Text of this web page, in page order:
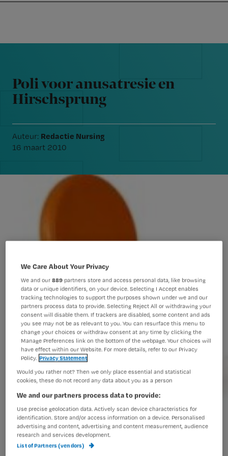
navigation
content
Nursing
Poli voor anusatresie en Hirschsprung
Poli voor anusatresie en
Hirschsprung
Auteur: Redactie Nursing
16 maart 2010
We Care About Your Privacy
We and our889 partners store and access personal data, like browsing
data or unique identifiers, on your device. Selecting I Accept enables
tracking technologies to support the purposes shown under we and our
partners process data to provide. Selecting Reject All or withdrawing your
consent will disable them. If trackers are disabled, some content and ads
you see may not be as relevant to you. You can resurface this menu to
change your choices or withdraw consent at any time by clicking the
Manage Preferences link on the bottom of the webpage. Your choices will
have effect within our Website. For more details, refer to our Privacy
Policy. Privacy Statement
Would you rather not? Then we only place essential and statistical
cookies, these do not record any data about you as a person
We and our partners process data to provide:
Use precise geolocation data. Actively scan device characteristics for
identification. Store and/or access information on a device. Personalised
advertising and content, advertising and content measurement, audience
research and services development.
List of Partners (vendors)